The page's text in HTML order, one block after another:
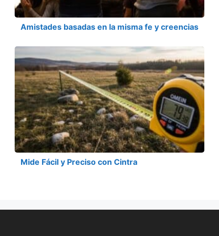
Amistades basadas en la misma fe y creencias
Mide Fácil y Preciso con Cintra